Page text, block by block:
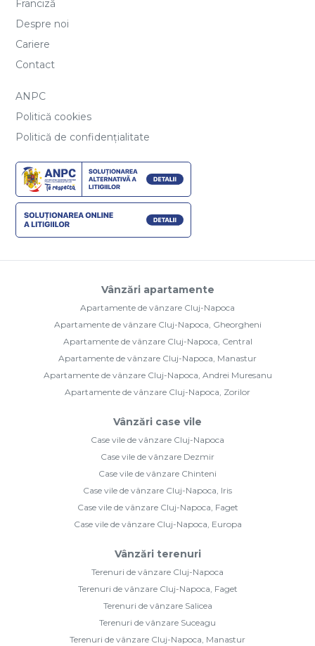
Franciză
Despre noi
Cariere
Contact
ANPC
Politică cookies
Politică de confidențialitate
Vânzări apartamente
Apartamente de vânzare Cluj-Napoca
Apartamente de vânzare Cluj-Napoca, Gheorgheni
Apartamente de vânzare Cluj-Napoca, Central
Apartamente de vânzare Cluj-Napoca, Manastur
Apartamente de vânzare Cluj-Napoca, Andrei Muresanu
Apartamente de vânzare Cluj-Napoca, Zorilor
Vânzări case vile
Case vile de vânzare Cluj-Napoca
Case vile de vânzare Dezmir
Case vile de vânzare Chinteni
Case vile de vânzare Cluj-Napoca, Iris
Case vile de vânzare Cluj-Napoca, Faget
Case vile de vânzare Cluj-Napoca, Europa
Vânzări terenuri
Terenuri de vânzare Cluj-Napoca
Terenuri de vânzare Cluj-Napoca, Faget
Terenuri de vânzare Salicea
Terenuri de vânzare Suceagu
Terenuri de vânzare Cluj-Napoca, Manastur